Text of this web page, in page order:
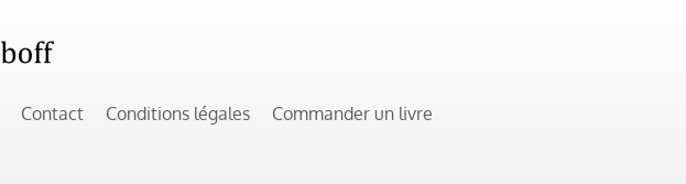
Contact Conditions légales Commander un livre